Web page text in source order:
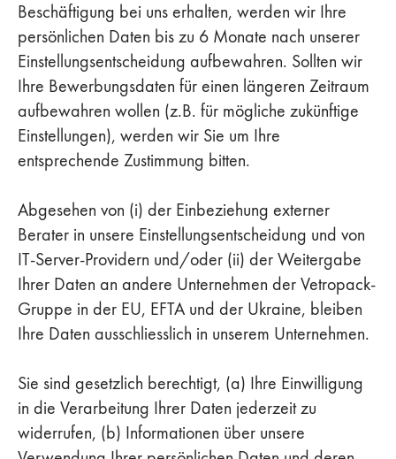
Beschäftigung bei uns erhalten, werden wir Ihre
persönlichen Daten bis zu 6 Monate nach unserer
Einstellungsentscheidung aufbewahren. Sollten wir
Ihre Bewerbungsdaten für einen längeren Zeitraum
aufbewahren wollen (z.B. für mögliche zukünftige
Einstellungen), werden wir Sie um Ihre
entsprechende Zustimmung bitten.
Abgesehen von (i) der Einbeziehung externer
Berater in unsere Einstellungsentscheidung und von
IT-Server-Providern und/oder (ii) der Weitergabe
Ihrer Daten an andere Unternehmen der Vetropack-
Gruppe in der EU, EFTA und der Ukraine, bleiben
Ihre Daten ausschliesslich in unserem Unternehmen.
Sie sind gesetzlich berechtigt, (a) Ihre Einwilligung
in die Verarbeitung Ihrer Daten jederzeit zu
widerrufen, (b) Informationen über unsere